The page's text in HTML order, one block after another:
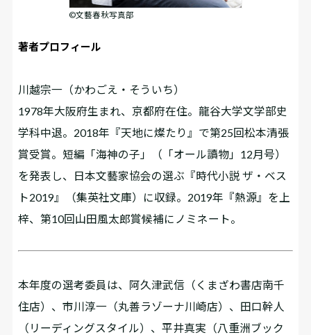
©文藝春秋写真部
著者プロフィール
川越宗一（かわごえ・そういち）
1978年大阪府生まれ、京都府在住。龍谷大学文学部史
学科中退。2018年『天地に燦たり』で第25回松本清張
賞受賞。短編「海神の子」（「オール讀物」12月号）
を発表し、日本文藝家協会の選ぶ『時代小説 ザ・ベス
ト2019』（集英社文庫）に収録。2019年『熱源』を上
梓、第10回山田風太郎賞候補にノミネート。
本年度の選考委員は、阿久津武信（くまざわ書店南千
住店）、市川淳一（丸善ラゾーナ川崎店）、田口幹人
（リーディングスタイル）、平井真実（八重洲ブック